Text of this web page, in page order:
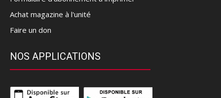
Achat magazine à l'unité
Faire un don
NOS APPLICATIONS